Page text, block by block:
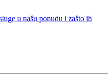
u našu ponudu i zašto ih